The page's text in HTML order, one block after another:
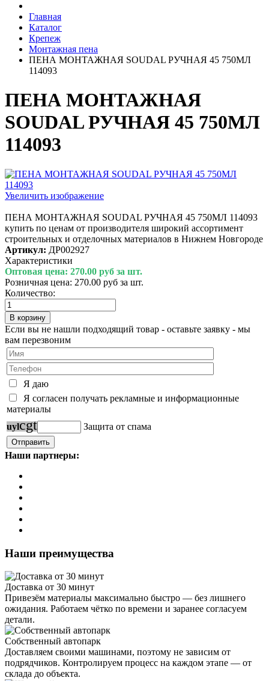
Главная
Каталог
Крепеж
Монтажная пена
ПЕНА МОНТАЖНАЯ SOUDAL РУЧНАЯ 45 750МЛ
114093
ПЕНА МОНТАЖНАЯ
SOUDAL РУЧНАЯ 45 750МЛ
114093
Увеличить изображение
ПЕНА МОНТАЖНАЯ SOUDAL РУЧНАЯ 45 750МЛ 114093
купить по ценам от производителя широкий ассортимент
строительных и отделочных материалов в Нижнем Новгороде
Артикул: ДР002927
Характеристики
Оптовая цена: 270.00 руб за шт.
Розничная цена: 270.00 руб за шт.
Количество:
Если вы не нашли подходящий товар - оставьте заявку - мы
вам перезвоним
Я даю
Я согласен получать рекламные и информационные
материалы
uylcgt Защита от спама
Наши партнеры:
Наши преимущества
Доставка от 30 минут
Привезём материалы максимально быстро — без лишнего
ожидания. Работаем чётко по времени и заранее согласуем
детали.
Собственный автопарк
Доставляем своими машинами, поэтому не зависим от
подрядчиков. Контролируем процесс на каждом этапе — от
склада до объекта.